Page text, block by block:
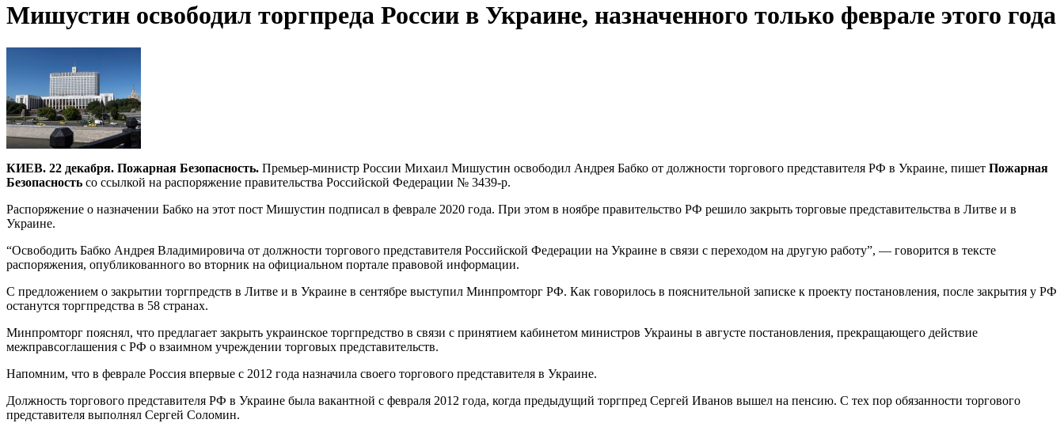
Мишустин освободил торгпреда России в Украине, назначенного только феврале этого года
КИЕВ. 22 декабря. Пожарная Безопасность. Премьер-министр России Михаил Мишустин освободил Андрея Бабко от должности торгового представителя РФ в Украине, пишет Пожарная
Безопасность со ссылкой на распоряжение правительства Российской Федерации № 3439-р.
Распоряжение о назначении Бабко на этот пост Мишустин подписал в феврале 2020 года. При этом в ноябре правительство РФ решило закрыть торговые представительства в Литве и в
Украине.
“Освободить Бабко Андрея Владимировича от должности торгового представителя Российской Федерации на Украине в связи с переходом на другую работу”, — говорится в тексте
распоряжения, опубликованного во вторник на официальном портале правовой информации.
С предложением о закрытии торгпредств в Литве и в Украине в сентябре выступил Минпромторг РФ. Как говорилось в пояснительной записке к проекту постановления, после закрытия у РФ
останутся торгпредства в 58 странах.
Минпромторг пояснял, что предлагает закрыть украинское торгпредство в связи с принятием кабинетом министров Украины в августе постановления, прекращающего действие
межправсоглашения с РФ о взаимном учреждении торговых представительств.
Напомним, что в феврале Россия впервые с 2012 года назначила своего торгового представителя в Украине.
Должность торгового представителя РФ в Украине была вакантной с февраля 2012 года, когда предыдущий торгпред Сергей Иванов вышел на пенсию. С тех пор обязанности торгового
представителя выполнял Сергей Соломин.